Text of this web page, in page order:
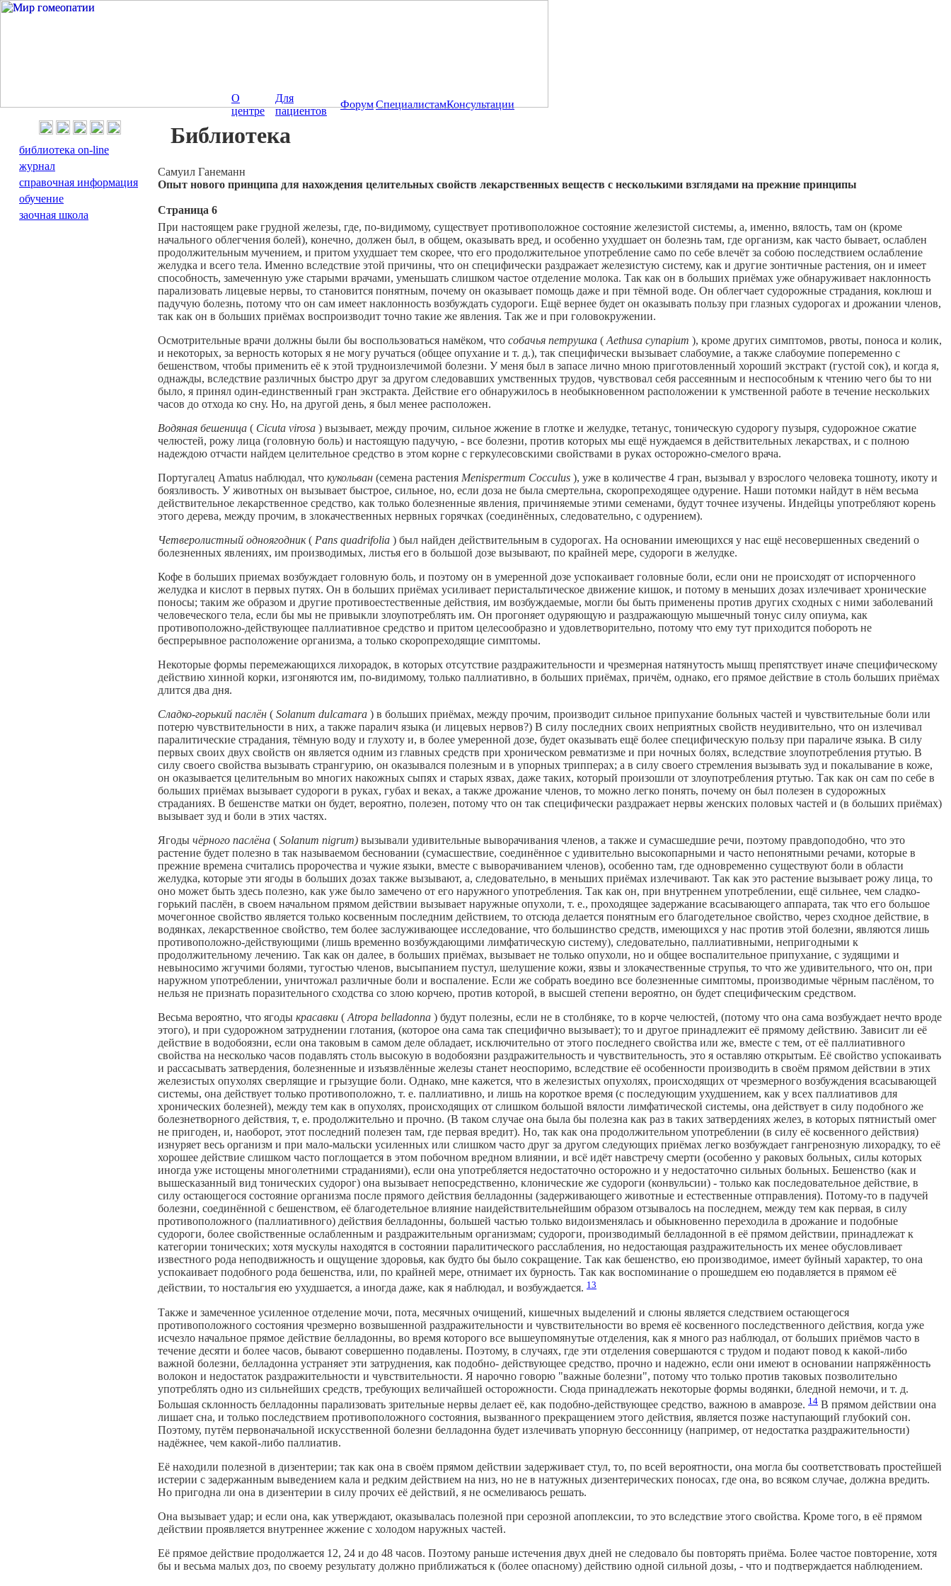
О
центре
Для
пациентов
ФорумСпециалистамКонсультации
Библиотека
Cамуил Ганеманн
Опыт нового принципа для нахождения целительных свойств лекарственных веществ с несколькими взглядами на прежние принципы
Страница 6
При настоящем раке грудной железы, где, по-видимому, существует противоположное состояние железистой системы, а, именно, вялость, там он (кроме
начального облегчения болей), конечно, должен был, в общем, оказывать вред, и особенно ухудшает он болезнь там, где организм, как часто бывает, ослаблен
продолжительным мучением, и притом ухудшает тем скорее, что его продолжительное употребление само по себе влечёт за собою последствием ослабление
желудка и всего тела. Именно вследствие этой причины, что он специфически раздражает железистую систему, как и другие зонтичные растения, он и имеет
способность, замеченную уже старыми врачами, уменьшать слишком частое отделение молока. Так как он в больших пpиёмах уже обнаруживает наклонность
парализовать лицевые нервы, то становится понятным, почему он оказывает помощь даже и при тёмной воде. Он облегчает судорожные страдания, коклюш и
падучую болезнь, потому что он сам имеет наклонность возбуждать судороги. Ещё вернее будет он оказывать пользу при глазных судорогах и дрожании членов,
так как он в больших приёмах воспроизводит точно такие же явления. Так же и при головокружении.
Осмотрительные врачи должны были бы воспользоваться намёком, что собачья петрушка (Aethusa суnapium ), кроме других симптомов, рвоты, поноса и колик,
и некоторых, за верность которых я не могу ручаться (общее опухание и т. д.), так специфически вызывает слабоумие, а также слабоумие попеременно с
бешенством, чтобы применить её к этой трудноизлечимой болезни. У меня был в запасе лично мною приготовленный хороший экстракт (густой сок), и когда я,
однажды, вследствие различных быстро друг за другом следовавших умственных трудов, чувствовал себя рассеянным и неспособным к чтению чего бы то ни
было, я принял один-единственный гран экстракта. Действие его обнаружилось в необыкновенном расположении к умственной работе в течение нескольких
часов до отхода ко сну. Но, на другой день, я был менее расположен.
Водяная бешеница ( Cicutа virosa ) вызывает, между прочим, сильное жжение в глотке и желудке, тетанус, тоническую судорогу пузыря, судорожное сжатие
челюстей, рожу лица (головную боль) и настоящую падучую, - все болезни, против которых мы ещё нуждаемся в действительных лекарствах, и с полною
надеждою отчасти найдем целительное средство в этом корне с геркулесовскими свойствами в руках осторожно-смелого врача.
Португалец Amatus наблюдал, что кукольван (семена растения Menispermum Cocculus ), уже в количествe 4 гран, вызывал у взрослого человека тошноту, икоту и
боязливость. У животных он вызывает быстрое, сильное, но, если доза не была смертельна, скоропреходящее одурение. Наши потомки найдут в нём весьма
действительное лекарственное средство, как только болезненные явления, причиняемые этими семенами, будут точнее изучены. Индейцы употребляют корень
этого дерева, между прочим, в злокачественных нервных горячках (соединённых, следовательно, с одурением).
Четверолистный одноягодник( Pans quadrifolia ) был найден действительным в судорогах. На основании имеющихся у нас ещё несовершенных сведений о
болезненных явлениях, им производимых, листья его в большой дозе вызывают, по крайней мере, судороги в желудкe.
Кофе в больших приемах возбуждает головную боль, и поэтому он в умеренной дозе успокаивает головные боли, если они не происходят от испорченного
желудка и кислот в первых путях. Он в больших приёмах усиливает перистальтическое движение кишок, и потому в меньших дозах излечивает хронические
поносы; таким же образом и другие противоестественные дейcтвия, им возбуждаемые, могли бы быть применены против других сходных с ними заболеваний
человеческого тела, если бы мы не привыкли злоупотреблять им. Он прогоняет одуряющую и раздражающую мышечный тонус силу опиума, как
противоположно-действующее паллиативное средство и притом целесообразно и удовлетворительно, потому что ему тут приходится побороть не
беспрерывное расположение организма, а только скоропреходящие симптомы.
Некоторые формы перемежающихся лихорадок, в которых отсутствие раздражительности и чрезмерная натянутость мышц препятствует иначе специфическому
действию хинной корки, изгоняются им, по-видимому, только паллиативно, в больших приёмах, причём, однако, его прямое действие в столь больших приёмах
длится два дня.
Сладко-горький паслён ( Solanum dulcamara ) в больших приёмах, между прочим, производит сильное припухание больных частей и чувствительные боли или
потерю чувствительности в них, а также паралич языка (и лицевых нервов?) В силу последних своих неприятных свойств неудивительно, что он излечивал
паралитические страдания, тёмную воду и глухоту и, в более умеренной дозе, будет оказывать ещё более специфическую пользу при параличе языка. В силу
первых своих двух свойств он является одним из главных средств при хроническом ревматизме и при ночных болях, вследствие злоупотребления ртутью. В
силу своего свойства вызывать странгурию, он оказывался полезным и в упорных трипперах; а в силу своего стремления вызывать зуд и покалывание в коже,
он оказывается целительным во многих накожных сыпях и старых язвах, даже таких, который произошли от злоупотребления ртутью. Так как он сам по себе в
больших приёмах вызывает судороги в руках, губах и веках, а также дрожание членов, то можно легко понять, почему он был полезен в судорожных
страданиях. В бешенстве матки он будет, вероятно, полезен, потому что он так специфически раздражает нервы женских половых частей и (в больших приёмах)
вызывает зуд и боли в этих частях.
Ягоды чёрного паслёна ( Solanum nigrum) вызывали удивительные выворачивания членов, а также и сумасшедшие речи, поэтому правдоподобно, что это
растение будет полезно в так называемом бесновании (сумасшествие, соединённое с удивительно высокопарными и часто непонятными речами, которые в
прежние времена считались пророчества и чужие языки, вместе с выворачиванием членов), особенно там, где одновременно существуют боли в области
желудка, которые эти ягоды в больших дозах также вызывают, а, следовательно, в меньших приёмах излечивают. Так как это растение вызывает рожу лица, то
оно может быть здесь полезно, как уже было замечено от его наружного употребления. Так как он, при внутреннем употреблении, ещё сильнее, чем сладко-
горький паслён, в своем начальном прямом действии вызывает наружные опухоли, т. е., проходящее задержание всасывающего аппарата, так что его большое
мочегонное свойство является только косвенным последним действием, то отсюда делается понятным его благодетельное свойство, через сходное действие, в
водянках, лекарственное свойство, тем более заслуживающее исследование, что большинство средств, имеющихся у нас против этой болезни, являются лишь
противоположно-действующими (лишь временно возбуждающими лимфатическую систему), следовательно, паллиативными, непригодными к
продолжительному лечению. Так как он далее, в больших приёмах, вызывает не только опухоли, но и общее воспалительное припухание, с зудящими и
невыносимо жгучими болями, тугостью членов, высыпанием пустул, шелушение кожи, язвы и злокачественные струпья, то что же удивительного, что он, при
наружном употреблении, уничтожал различные боли и воспаление. Если же собрать воедино все болезненные симптомы, производимые чёрным паслёном, то
нельзя не признать поразительного сходства со злою корчею, против которой, в высшей степени вероятно, он будет специфическим средством.
Весьма вероятно, что ягоды красавки (Atropa belladonna ) будут полезны, если не в столбняке, то в корче челюстей, (потому что она сама возбуждает нечто вроде
этого), и при судорожном затруднении глотания, (которое она сама так специфично вызывает); то и другое принадлежит её прямому действию. Зависит ли её
действие в водобоязни, если она таковым в самом деле обладает, исключительно от этого последнего свойства или же, вместе с тем, от её паллиативного
свойства на несколько часов подавлять столь высокую в водобоязни раздражительность и чувствительность, это я оставляю открытым. Её свойство успокаивать
и рассасывать затвердения, болезненные и изъязвлённые железы станет неоспоримо, вследствие её особенности производить в своём прямом действии в этих
железистых опухолях сверлящие и грызущие боли. Однако, мне кажется, что в железистых опухолях, происходящих от чрезмерного возбуждения всасывающей
системы, она действует только противоположно, т. e. паллиативно, и лишь на короткое время (с последующим ухудшением, как у всех паллиативов для
хронических болезней), между тем как в опухолях, происходящих от слишком большой вялости лимфатической системы, она действует в силу подобного же
болезнетворного действия, т, е. продолжительно и прочно. (В таком случае она была бы полезна как раз в таких затвердениях желез, в которых пятнистый омег
не пригоден, и, наоборот, этот последний полезен там, где первая вредит). Но, так как она продолжительном употреблении (в силу её косвенного действия)
изнуряет весь организм и при мало-мальски усиленных или слишком часто друг за другом следующих приёмах легко возбуждает гангренозную лихорадку, то её
хорошее действие слишком часто поглощается в этом побочном вредном влиянии, и всё идёт навстречу смерти (особенно у раковых больных, силы которых
иногда уже истощены многолетними страданиями), если она употребляется недостаточно осторожно и у недостаточно сильных больных. Бешенство (как и
вышесказанный вид тонических судорог) она вызывает непосредственно, клонические же судороги (конвульсии) - только как последовательное действие, в
силу остающегося состояние организма после прямого действия белладонны (задерживающего животные и естественные отправления). Потому-то в падучей
болезни, соединённой с бешенством, её благодетельное влияние наидействительнейшим образом отзывалось на последнем, между тем как первая, в силу
противоположного (паллиативного) действия белладонны, большей частью только видоизменялась и обыкновенно переходила в дрожание и подобные
судороги, более свойственные ослабленным и раздражительным организмам; судороги, производимый белладонной в её прямом действии, принадлежат к
категории тонических; хотя мускулы находятся в состоянии паралитического расслабления, но недостающая раздражительность их менее обусловливает
известного рода неподвижность и ощущение здоровья, как будто бы было сокращение. Так как бешенство, ею производимое, имеет буйный характер, то она
успокаивает подобного рода бешенства, или, по крайней мере, отнимает их бурность. Так как воспоминание о прошедшем ею подавляется в прямом её
действии, то ностальгия ею ухудшается, а иногда даже, как я наблюдал, и возбуждается. 13
Также и замеченное усиленное отделение мочи, пота, месячных очищений, кишечных выделений и слюны является следствием остающегося
противоположного состояния чрезмерно возвышенной раздражительности и чувствительности во время её косвенного последственного действия, когда уже
исчезло начальное прямое действие белладонны, во время которого все вышеупомянутые отделения, как я много раз наблюдал, от больших приёмов часто в
течение десяти и более часов, бывают совершенно подавлены. Поэтому, в случаях, где эти отделения совершаются с трудом и подают повод к какой-либо
важной болезни, белладонна устраняет эти затруднения, как подобно- действующее средство, прочно и надежно, если они имеют в основании напряжённость
волокон и недостаток раздражительности и чувствительности. Я нарочно говорю "важные болезни", потому что только против таковых позволительно
употреблять одно из сильнейших средств, требующих величайшей осторожности. Сюда принадлежать некоторые формы водянки, бледной немочи, и т. д.
Большая склонность белладонны парализовать зрительные нервы делает её, как подобно-действующее средство, важною в амаврозе. 14 В прямом действии она
лишает сна, и только последствием противоположного состояния, вызванного прекращением этого действия, является позже наступающий глубокий сон.
Поэтому, путём первоначальной искусственной болезни белладонна будет излечивать упорную бессонницу (например, от недостатка раздражительности)
надёжнее, чем какой-либо паллиатив.
Её находили полезной в дизентерии; так как она в своём прямом действии задерживает стул, то, по всей вероятности, она могла бы соответствовать простейшей
истерии с задержанным выведением кала и редким действием на низ, но не в натужных дизентерических поносах, где она, во всяком случае, должна вредить.
Но пригодна ли она в дизентерии в силу прочих её действий, я не осмеливаюсь решать.
Она вызывает удар; и если она, как утверждают, оказывалась полезной при серозной апоплексии, то это вследствие этого свойства. Кроме того, в её прямом
действии проявляется внутреннее жжение с холодом наружных частей.
Её прямое действие продолжается 12, 24 и до 48 часов. Поэтому раньше истечения двух дней не следовало бы повторять приёма. Более частое повторение, хотя
бы и весьма малых доз, по своему результату должно приближаться к (более опасному) действию одной сильной дозы, - что и подтверждается наблюдением.
библиотека on-line
журнал
справочная информация
обучение
заочная школа